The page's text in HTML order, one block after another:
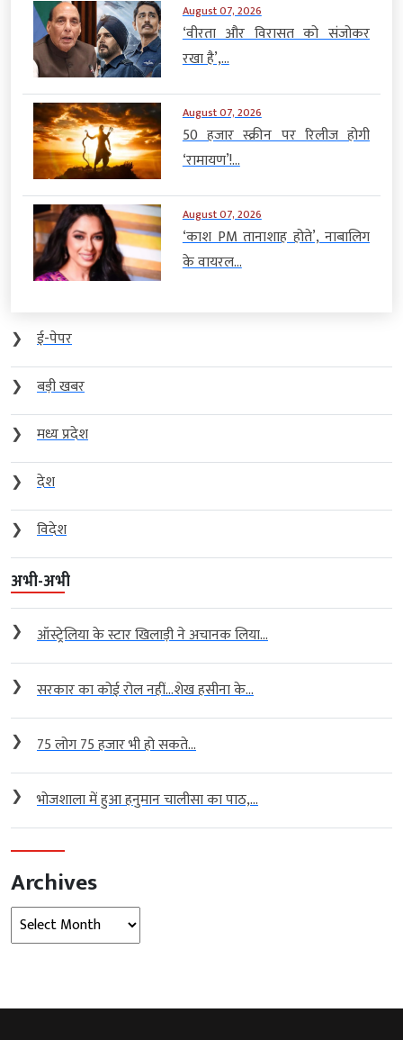
August 07, 2026
‘वीरता और विरासत को संजोकर
रखा है’,...
August 07, 2026
50 हजार स्क्रीन पर रिलीज होगी
‘रामायण’!...
August 07, 2026
‘काश PM तानाशाह होते’, नाबालिग
के वायरल...
❯
ई-पेपर
❯
बड़ी खबर
❯
मध्य प्रदेश
❯
देश
❯
विदेश
अभी-अभी
❯ ऑस्ट्रेलिया के स्टार खिलाड़ी ने अचानक लिया...
❯ सरकार का कोई रोल नहीं…शेख हसीना के...
❯ 75 लोग 75 हजार भी हो सकते...
❯ भोजशाला में हुआ हनुमान चालीसा का पाठ,...
Archives
Archives